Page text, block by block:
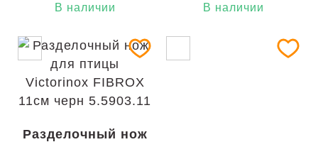
В наличии
В наличии
Разделочный нож